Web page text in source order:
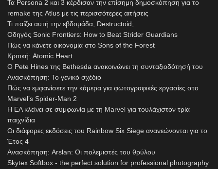
Τα Persona 2 και 3 κέρδισαν την επίσημη δημοσκόπηση για το
remake της Atlus με τις περισσότερες αιτήσεις
Τι παίζει αυτή την εβδομάδα, Destructoid;
Οδηγός Sonic Frontiers: How to Beat Strider Guardians
Πώς να κάνετε οικονομία στο Sons of the Forest
Κριτική: Atomic Heart
Ο Pete Hines της Bethesda ανακοινώνει τη συνταξιοδότησή του
Ανασκόπηση: Το γενικό σχέδιο
Πώς να εμφανίσετε την κάμερα για φωτογραφικές εργασίες στο
Marvel’s Spider-Man 2
Η EA κλείνει σε συμφωνία με τη Marvel για τουλάχιστον τρία
παιχνίδια
Οι διάφορες εκδόσεις του Rainbow Six Siege ανανεώνονται για το
Έτος 4
Ανασκόπηση: Arslan: Οι πολεμιστές του θρύλου
Skytex Softbox - the perfect solution for professional photography